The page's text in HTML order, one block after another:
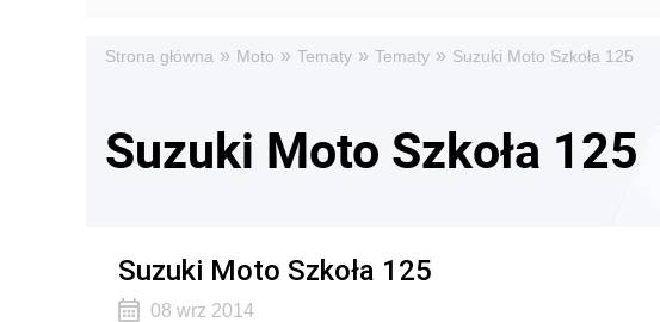
Strona główna » Moto » Tematy » Tematy » Suzuki Moto Szkoła 125
Suzuki Moto Szkoła 125
Suzuki Moto Szkoła 125
08 wrz 2014